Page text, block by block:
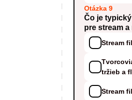
Otázka 9
Čo je
pre stream
Stream
tržieb a
Stream